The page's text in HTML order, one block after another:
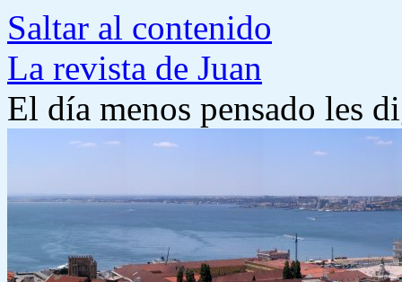
Saltar al contenido
La revista de Juan
El día menos pensado les